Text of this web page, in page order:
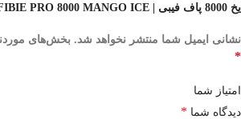
یخ 8000 پاف فیبی | FIBIE PRO 8000 MANGO ICE”
نشانی ایمیل شما منتشر نخواهد شد. بخش‌های
*
امتیاز شما
دیدگاه شما *